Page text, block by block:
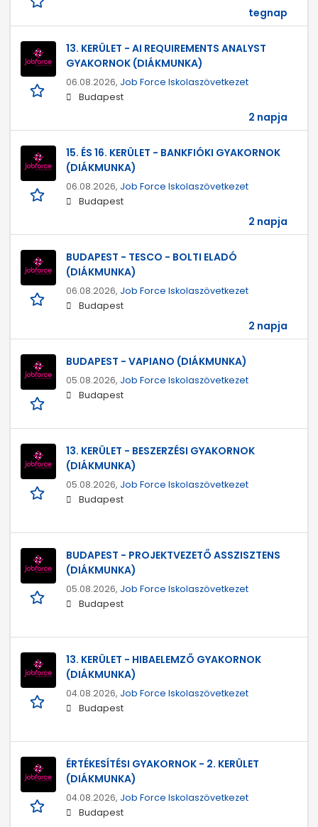
tegnap
13. KERÜLET - AI REQUIREMENTS ANALYST
GYAKORNOK (DIÁKMUNKA)
06.08.2026, Job Force Iskolaszövetkezet
Budapest
2 napja
15. ÉS 16. KERÜLET - BANKFIÓKI GYAKORNOK
(DIÁKMUNKA)
06.08.2026, Job Force Iskolaszövetkezet
Budapest
2 napja
BUDAPEST - TESCO - BOLTI ELADÓ
(DIÁKMUNKA)
06.08.2026, Job Force Iskolaszövetkezet
Budapest
2 napja
BUDAPEST - VAPIANO (DIÁKMUNKA)
05.08.2026, Job Force Iskolaszövetkezet
Budapest
13. KERÜLET - BESZERZÉSI GYAKORNOK
(DIÁKMUNKA)
05.08.2026, Job Force Iskolaszövetkezet
Budapest
BUDAPEST - PROJEKTVEZETŐ ASSZISZTENS
(DIÁKMUNKA)
05.08.2026, Job Force Iskolaszövetkezet
Budapest
13. KERÜLET - HIBAELEMZŐ GYAKORNOK
(DIÁKMUNKA)
04.08.2026, Job Force Iskolaszövetkezet
Budapest
ÉRTÉKESÍTÉSI GYAKORNOK - 2. KERÜLET
(DIÁKMUNKA)
04.08.2026, Job Force Iskolaszövetkezet
Budapest